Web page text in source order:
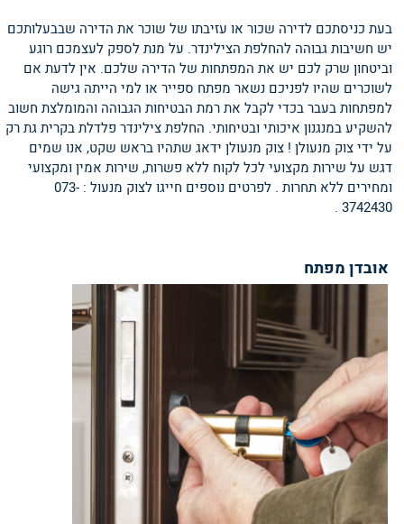
בעת כניסתכם לדירה שכור או עזיבתו של שוכר את הדירה שבבעלותכם
יש חשיבות גבוהה להחלפת הצילינדר. על מנת לספק לעצמכם רוגע
וביטחון שרק לכם יש את המפתחות של הדירה שלכם. אין לדעת אם
לשוכרים שהיו לפניכם נשאר מפתח ספייר או למי הייתה גישה
למפתחות בעבר בכדי לקבל את רמת הבטיחות הגבוהה והמומלצת חשוב
להשקיע במנגנון איכותי ובטיחותי. החלפת צילינדר פלדלת בקרית גת רק
על ידי צוק מנעולן ! צוק מנעולן ידאג שתהיו בראש שקט, אנו שמים
דגש על שירות מקצועי לכל לקוח ללא פשרות, שירות אמין ומקצועי
ומחירים ללא תחרות . לפרטים נוספים חייגו לצוק מנעול : 073-
3742430 .
אובדן מפתח